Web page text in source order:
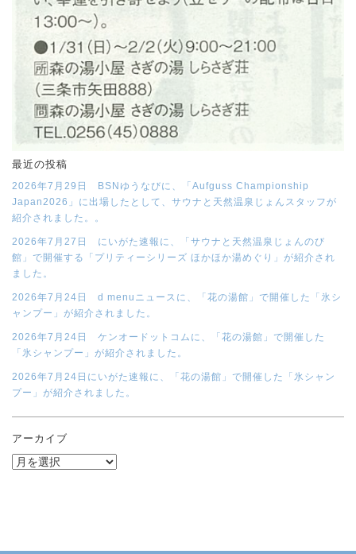
最近の投稿
2026年7月29日 BSNゆうなびに、「Aufguss Championship
Japan2026」に出場したとして、サウナと天然温泉じょんスタッフが
紹介されました。。
2026年7月27日 にいがた速報に、「サウナと天然温泉じょんのび
館」で開催する「プリティーシリーズ ほかほか湯めぐり」が紹介され
ました。
2026年7月24日 d menuニュースに、「花の湯館」で開催した「氷シ
ャンプー」が紹介されました。
2026年7月24日 ケンオードットコムに、「花の湯館」で開催した
「氷シャンプー」が紹介されました。
2026年7月24日にいがた速報に、「花の湯館」で開催した「氷シャン
プー」が紹介されました。
アーカイブ